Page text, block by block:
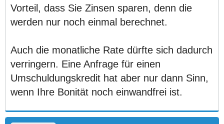
Vorteil, dass Sie Zinsen sparen, denn die
werden nur noch einmal berechnet.
Auch die monatliche Rate dürfte sich dadurch
verringern. Eine Anfrage für einen
Umschuldungskredit hat aber nur dann Sinn,
wenn Ihre Bonität noch einwandfrei ist.